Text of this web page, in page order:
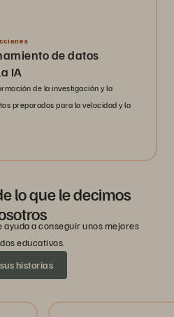
de datos
IA
de la investigación y la
preparados para la velocidad y la
lo que le decimos
ayuda a conseguir unos mejores
educativos.
historias